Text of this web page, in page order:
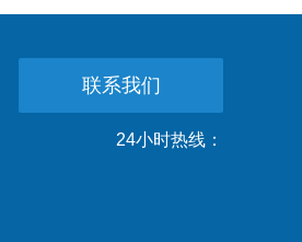
联系我们
24小时热线：